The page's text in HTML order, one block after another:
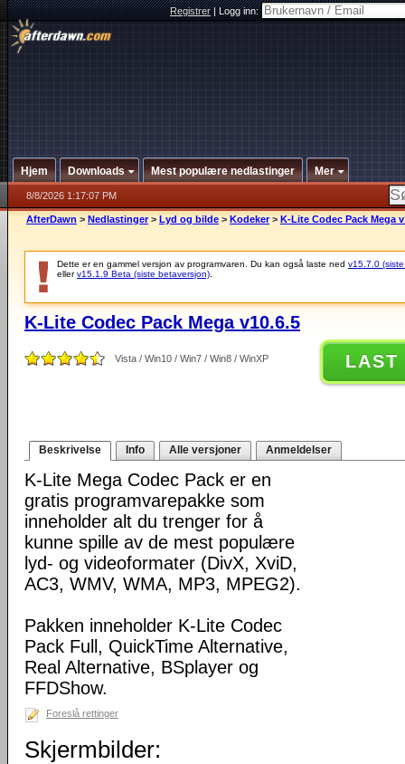
Registrer|Logg inn:
Hjem Downloads Mest populære nedlastinger Mer
8/8/2026 1:17:07 PM
AfterDawn > Nedlastinger > Lyd og bilde > Kodeker > K-Lite Codec Pack Mega
Dette er en gammel versjon av programvaren. Du kan også laste ned v15.7.0
ellerv15.1.9 Beta (siste betaversjon)
K-Lite Codec Pack Mega v10.6.5
Vista / Win10 / Win7 / Win8 / WinXP LAST
Beskrivelse Info Alle versjoner Anmeldelser
K-Lite Mega Codec Pack er en
gratis programvarepakke som
inneholder alt du trenger for å
kunne spille av de mest populære
lyd- og videoformater (DivX, XviD,
AC3, WMV, WMA, MP3, MPEG2).
Pakken inneholder K-Lite Codec
Pack Full, QuickTime Alternative,
Real Alternative, BSplayer og
FFDShow.
Foreslå rettinger
Skjermbilder: